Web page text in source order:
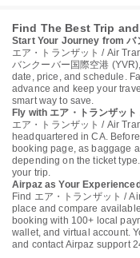
Find The Best Trip
Start Your Journey from バ
エア・トランザット / Air
バンクーバー国際空港
date, price, and schedule.
advance and keep your
smart way to save.
Fly with エア・トランザッ
エア・トランザット / Air
headquartered in CA.
booking page, as baggage
depending on the ticket
your trip.
Airpaz as Your
Find エア・トランザット /
place and compare
booking with 100+ local
wallet, and virtual account.
and contact Airpaz support